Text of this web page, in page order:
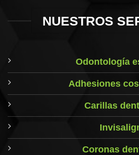
NUESTROS
Odontología
Adhesiones
Carillas
Coronas